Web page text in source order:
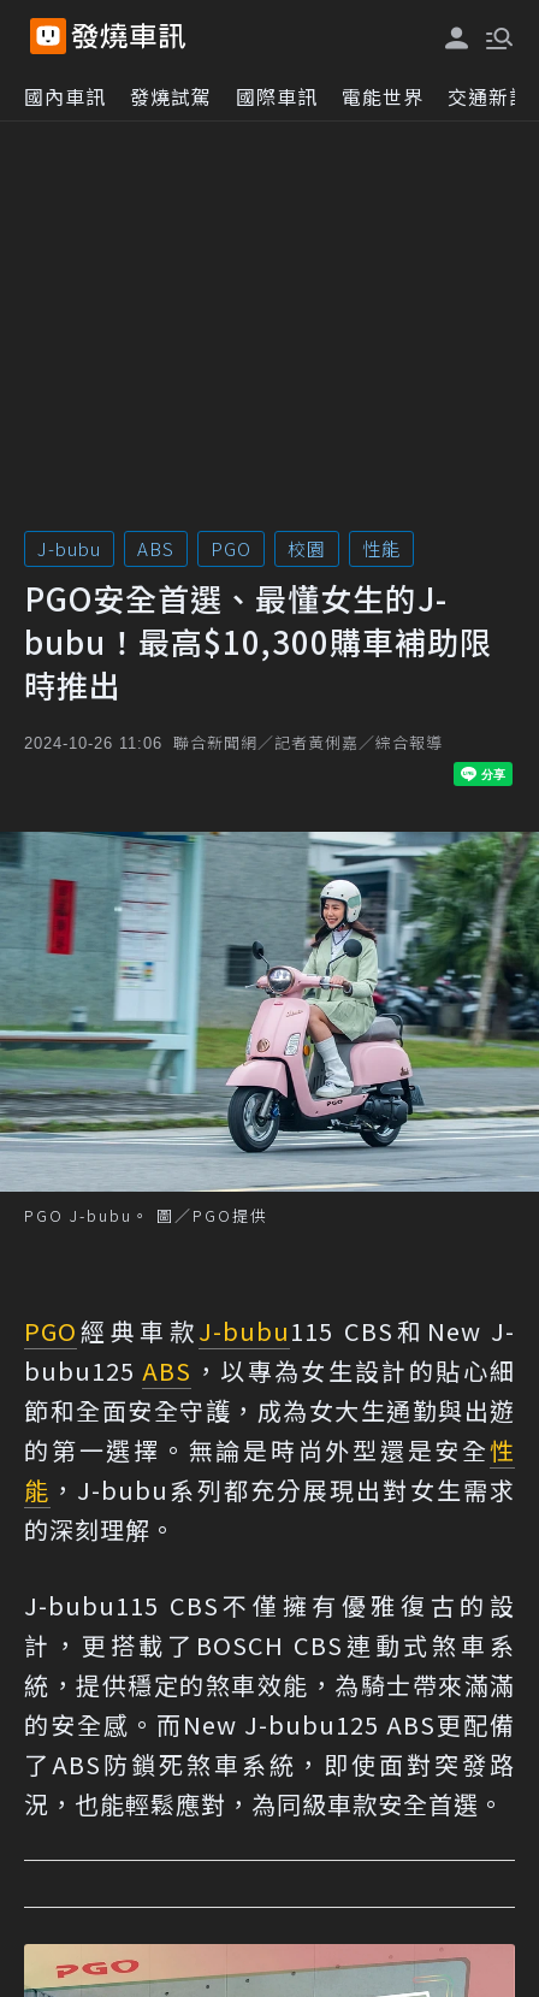
國內車訊 發燒試駕 國際車訊 電能世界 交通新訊
J-bubu ABS PGO 校園 性能
PGO安全首選、最懂女生的J-
bubu！最高$10,300購車補助限
時推出
2024-10-26 11:06 聯合新聞網／記者黃俐嘉／綜合報導
PGO J-bubu。 圖／PGO提供
PGO經典車款J-bubu115 CBS和New J-
bubu125ABS ，以專為女生設計的貼心細
節和全面安全守護，成為女大生通勤與出遊
的第一選擇。無論是時尚外型還是安全性
能 ，J-bubu系列都充分展現出對女生需求
的深刻理解。
J-bubu115 CBS不僅擁有優雅復古的設
計，更搭載了BOSCH CBS連動式煞車系
統，提供穩定的煞車效能，為騎士帶來滿滿
的安全感。而New J-bubu125 ABS更配備
了ABS防鎖死煞車系統，即使面對突發路
況，也能輕鬆應對，為同級車款安全首選。